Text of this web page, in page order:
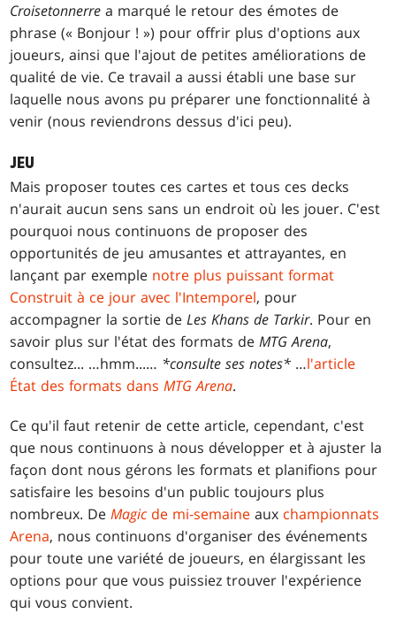
Croisetonnerre a marqué le retour des émotes de
phrase (« Bonjour ! ») pour offrir plus d'options aux
joueurs, ainsi que l'ajout de petites améliorations de
qualité de vie. Ce travail a aussi établi une base sur
laquelle nous avons pu préparer une fonctionnalité à
venir (nous reviendrons dessus d'ici peu).
JEU
Mais proposer toutes ces cartes et tous ces decks
n'aurait aucun sens sans un endroit où les jouer. C'est
pourquoi nous continuons de proposer des
opportunités de jeu amusantes et attrayantes, en
lançant par exemple notre plus puissant format
Construit à ce jour avec l'Intemporel, pour
accompagner la sortie deLes Khans de Tarkir. Pour en
savoir plus sur l'état des formats deMTG Arena,
consultez... …hmm...… *consulte ses notes* …l'article
État des formats dansMTG Arena.
Ce qu'il faut retenir de cette article, cependant, c'est
que nous continuons à nous développer et à ajuster la
façon dont nous gérons les formats et planifions pour
satisfaire les besoins d'un public toujours plus
nombreux. DeMagicde mi-semaine aux championnats
Arena, nous continuons d'organiser des événements
pour toute une variété de joueurs, en élargissant les
options pour que vous puissiez trouver l'expérience
qui vous convient.